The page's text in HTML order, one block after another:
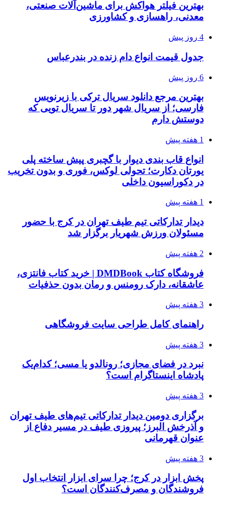
بهترین فیلتر هواکش برای ماشین‌آلات صنعتی،
معدنی، راهسازی و کشاورزی
4 روز پیش
جدول قیمت انواع دام زنده در بندرعباس
6 روز پیش
بهترین مرجع دانلود سریال ترکی با زیرنویس
فارسی؛ از سریال شهر دور تا سریال تویی که
دوستش دارم
1 هفته پیش
انواع قاب بندی دیوار با گچبری پیش ساخته پلی
یورتان دکارت؛ تحولی لوکس، فوری و بدون تخریب
در دکوراسیون داخلی
1 هفته پیش
دیدار تدارکاتی تیم طیف تهران در کرج با حضور
مسئولان ورزش شهریار برگزار شد
2 هفته پیش
فروشگاه کتاب DMDBook | خرید کتاب فانتزی،
عاشقانه، دارک رومنس و رمان بدون حذفیات
3 هفته پیش
راهنمای کامل طراحی سایت فروشگاهی
3 هفته پیش
نبرد در فضای مجازی؛ رونالدو یا مسی؛ کدام‌یک
پادشاه اینستاگرام است؟
3 هفته پیش
برگزاری دومین دیدار تدارکاتی تیم‌های طیف تهران
و آذرخش البرز؛ پیروزی طیف در مسیر دفاع از
عنوان قهرمانی
3 هفته پیش
پخش ابزار در کرج؛ چرا سرای ابزار انتخاب اول
فروشندگان و مصرف‌کنندگان است؟